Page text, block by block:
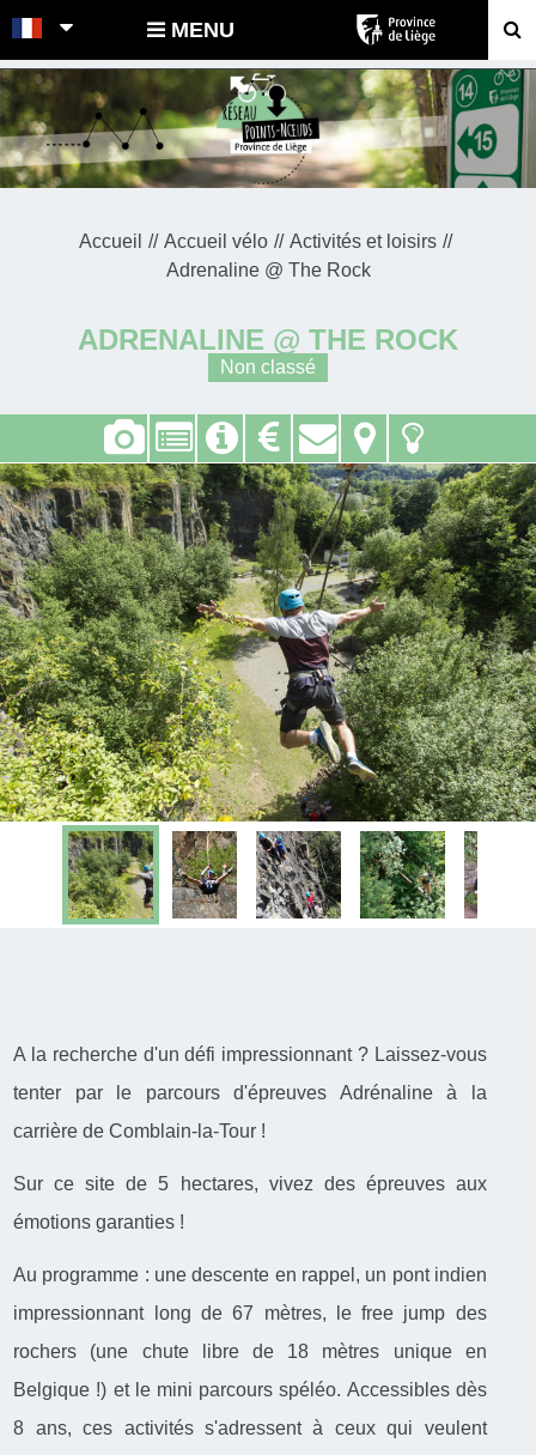
POINTS-NOEUDS MENU
Accueil Accueil vélo
Activités et loisirs
Adrenaline @ The Rock
ADRENALINE @ THE ROCK
Non classé
A la recherche d'un défi impressionnant ? Laissez-vous
tenter par le parcours d'épreuves Adrénaline à la
carrière de Comblain-la-Tour !
Sur ce site de 5 hectares, vivez des épreuves aux
émotions garanties !
Au programme : une descente en rappel, un pont indien
impressionnant long de 67 mètres, le free jump des
rochers (une chute libre de 18 mètres unique en
Belgique !) et le mini parcours spéléo. Accessibles dès
8 ans, ces activités s'adressent à ceux qui veulent